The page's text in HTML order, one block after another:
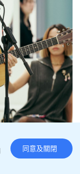
同意及關閉